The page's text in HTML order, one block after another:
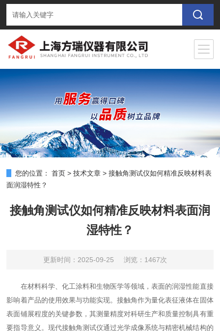
您的位置： 首页 >技术文章 >接触角测试仪如何精准反映材料表
面润湿特性？
接触角测试仪如何精准反映材料表面润
湿特性？
更新时间：2025-09-25 浏览：1467次
在材料科学、化工涂料和生物医学等领域，表面的润湿性能直接
影响着产品的使用效果与功能实现。接触角作为量化表征液体在固体
表面铺展程度的关键参数，其测量精度对科研生产和质量控制具有重
要指导意义。现代接触角测试仪通过光学成像系统与精密机械结构的